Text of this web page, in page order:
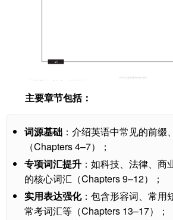
主要章节包括：
词源基础 ：介绍英语中常见的前缀
（Chapters 4–7）；
专项词汇提升 ：如科技、法律、商
的核心词汇（Chapters 9–12）；
实用表达强化：包含形容词、常用
常考词汇等（Chapters 13–17）；